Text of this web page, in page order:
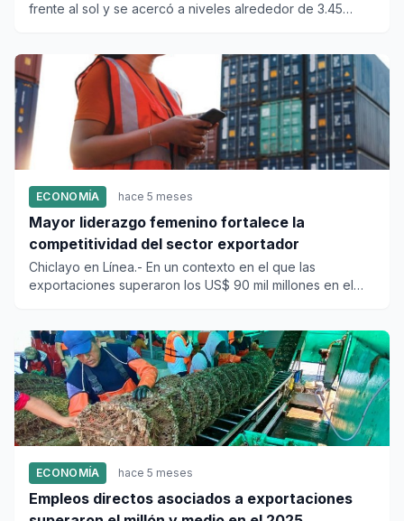
frente al sol y se acercó a niveles alrededor de 3.45
ECONOMÍA hace 5 meses
Mayor liderazgo femenino fortalece la
competitividad del sector exportador
Chiclayo en Línea.- En un contexto en el que las
exportaciones superaron los US$ 90 mil millones en el
ECONOMÍA hace 5 meses
Empleos directos asociados a exportaciones